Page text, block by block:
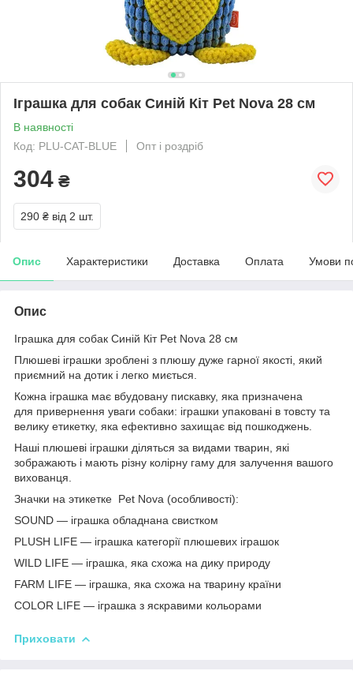
Іграшка для собак Синій Кіт Pet Nova 28 см
В наявності
Код: PLU-CAT-BLUE
Опт і роздріб
304 ₴
290 ₴ від 2 шт.
Опис Характеристики Доставка Оплата Умови
Опис
Іграшка для собак Синій Кіт Pet Nova 28 см
Плюшеві іграшки зроблені з плюшу дуже гарної якості, який
приємний на дотик і легко миється.
Кожна іграшка має вбудовану пискавку, яка призначена
для привернення уваги собаки: іграшки упаковані в товсту та
велику етикетку, яка ефективно захищає від пошкоджень.
Наші плюшеві іграшки діляться за видами тварин, які
зображають і мають різну колірну гаму для залучення вашого
вихованця.
Значки на этикетке Pet Nova (особливості):
SOUND — іграшка обладнана свистком
PLUSH LIFE — іграшка категорії плюшевих іграшок
WILD LIFE — іграшка, яка схожа на дику природу
FARM LIFE — іграшка, яка схожа на тварину країни
COLOR LIFE — іграшка з яскравими кольорами
Приховати